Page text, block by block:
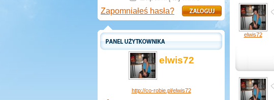
Zapomniałeś hasła?
elwis72
http://co-robie.pl/elwis72
elwis72